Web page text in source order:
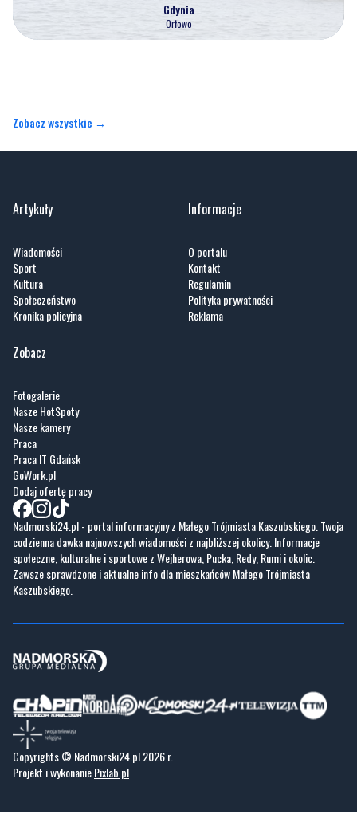
Gdynia
Orłowo
Zobacz wszystkie →
Artykuły
Wiadomości
Sport
Kultura
Społeczeństwo
Kronika policyjna
Informacje
O portalu
Kontakt
Regulamin
Polityka prywatności
Reklama
Zobacz
Fotogalerie
Nasze HotSpoty
Nasze kamery
Praca
Praca IT Gdańsk
GoWork.pl
Dodaj ofertę pracy
Nadmorski24.pl - portal informacyjny z Małego Trójmiasta Kaszubskiego. Twoja
codzienna dawka najnowszych wiadomości z najbliższej okolicy. Informacje
społeczne, kulturalne i sportowe z Wejherowa, Pucka, Redy, Rumi i okolic.
Zawsze sprawdzone i aktualne info dla mieszkańców Małego Trójmiasta
Kaszubskiego.
Copyrights © Nadmorski24.pl 2026 r.
Projekt i wykonaniePixlab.pl